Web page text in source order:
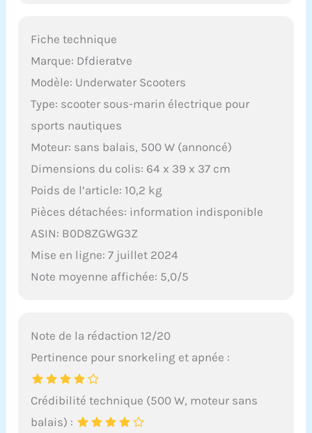
Fiche technique
Marque: Dfdieratve
Modèle: Underwater Scooters
Type: scooter sous-marin électrique pour
sports nautiques
Moteur: sans balais, 500 W (annoncé)
Dimensions du colis: 64 x 39 x 37 cm
Poids de l’article: 10,2 kg
Pièces détachées: information indisponible
ASIN: B0D8ZGWG3Z
Mise en ligne: 7 juillet 2024
Note moyenne affichée: 5,0/5
Note de la rédaction 12/20
Pertinence pour snorkeling et apnée :
Crédibilité technique (500 W, moteur sans
balais) :